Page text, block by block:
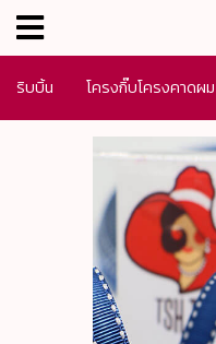
menu
ริบบิ้น โครงกิ๊บโครงคาดผม
SALE